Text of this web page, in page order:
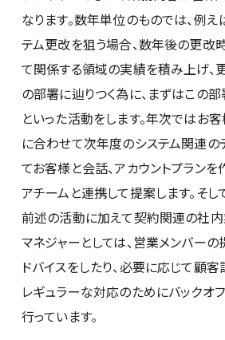
なります。数年単位のものでは、例
テム更改を狙う場合、数年後の更改
て関係する領域の実績を積み上げ、
の部署に辿りつく為に、まずはこの
といった活動をします。年次ではお
に合わせて次年度のシステム関連
てお客様と会話、アカウントプラン
アチームと連携して提案します。そ
前述の活動に加えて契約関連の社内
マネジャーとしては、営業メンバー
ドバイスをしたり、必要に応じて顧客
レギュラーな対応のためにバックオ
行っています。